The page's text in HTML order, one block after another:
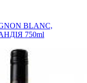
BLANC,
750ml